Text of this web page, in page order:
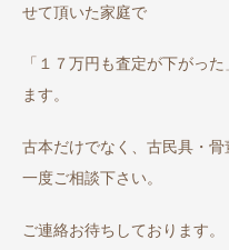
せて頂いた家庭で
「１７万円も査定が下がっ
ます。
古本だけでなく、古民具・
一度ご相談下さい。
ご連絡お待ちしております。